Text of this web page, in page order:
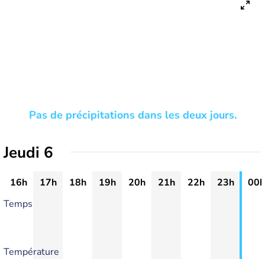
Pas de précipitations dans les deux jours.
Jeudi 6
16h 17h 18h 19h 20h 21h 22h 23h
00h
Temps
Température